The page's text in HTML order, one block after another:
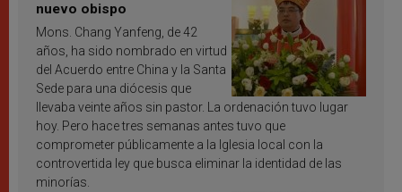
nuevo obispo
Mons. Chang Yanfeng, de 42
años, ha sido nombrado en virtud
del Acuerdo entre China y la Santa
Sede para una diócesis que
llevaba veinte años sin pastor. La ordenación tuvo lugar
hoy. Pero hace tres semanas antes tuvo que
comprometer públicamente a la Iglesia local con la
controvertida ley que busca eliminar la identidad de las
minorías.